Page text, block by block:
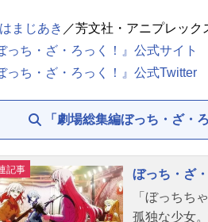
はまじあき ／芳文社・アニプレック
っち・ざ・ろっく！』公式サイト
っち・ざ・ろっく！』公式Twitter
「劇場総集編ぼっち・ざ・
記事
ぼっち・ざ
「ぼっちち
孤独な少女